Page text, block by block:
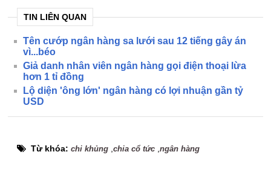
TIN LIÊN QUAN
Tên cướp ngân hàng sa lưới sau 12 tiếng gây án
vì...béo
Giả danh nhân viên ngân hàng gọi điện thoại lừa
hơn 1 tỉ đồng
Lộ diện 'ông lớn' ngân hàng có lợi nhuận gần tỷ
USD
Từ khóa:chi khủng ,chia cổ tức ,ngân hàng